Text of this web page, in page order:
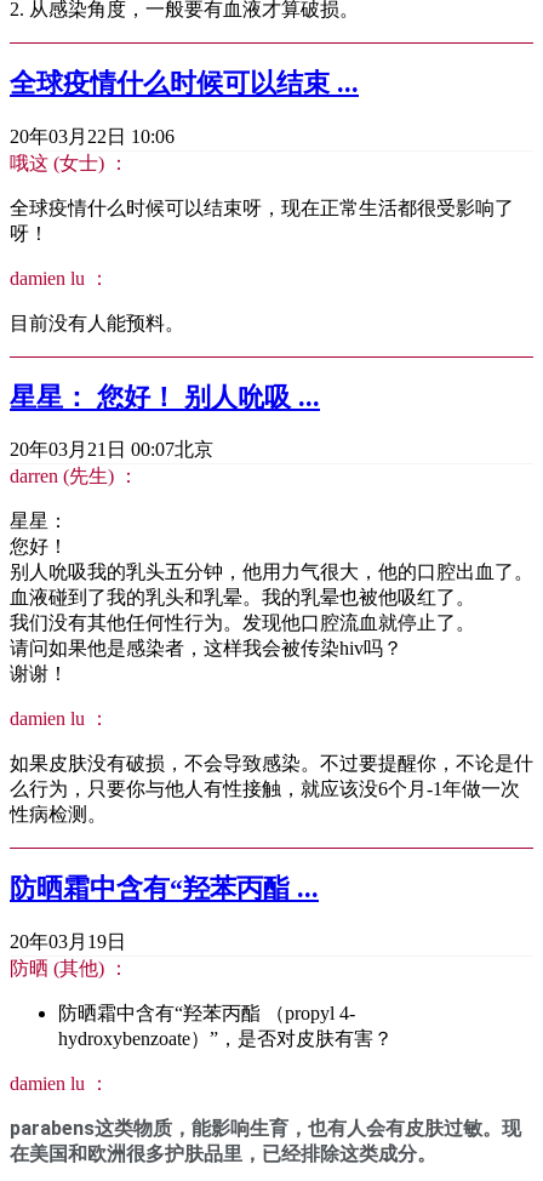
2. 从感染角度，一般要有血液才算破损。
全球疫情什么时候可以结束 ...
20年03月22日 10:06
哦这 (女士) ：
全球疫情什么时候可以结束呀，现在正常生活都很受影响了
呀！
damien lu ：
目前没有人能预料。
星星： 您好！ 别人吮吸 ...
20年03月21日 00:07北京
darren (先生) ：
星星：
您好！
别人吮吸我的乳头五分钟，他用力气很大，他的口腔出血了。
血液碰到了我的乳头和乳晕。我的乳晕也被他吸红了。
我们没有其他任何性行为。发现他口腔流血就停止了。
请问如果他是感染者，这样我会被传染hiv吗？
谢谢！
damien lu ：
如果皮肤没有破损，不会导致感染。不过要提醒你，不论是什
么行为，只要你与他人有性接触，就应该没6个月-1年做一次
性病检测。
防晒霜中含有“羟苯丙酯 ...
20年03月19日
防晒 (其他) ：
防晒霜中含有“羟苯丙酯 （propyl 4-
hydroxybenzoate）”，是否对皮肤有害？
damien lu ：
parabens这类物质，能影响生育，也有人会有皮肤过敏。现
在美国和欧洲很多护肤品里，已经排除这类成分。